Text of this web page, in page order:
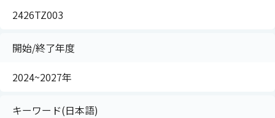
2426TZ003
開始/終了年度
2024~2027年
キーワード(日本語)